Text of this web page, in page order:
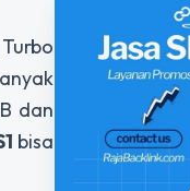
dan
bisa